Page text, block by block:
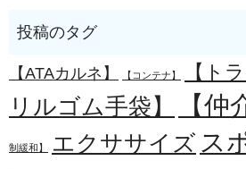
【ATAカルネ】 【コンテナ】 【ト
リルゴム手袋】
【仲
制緩和】 エクササイズ ス